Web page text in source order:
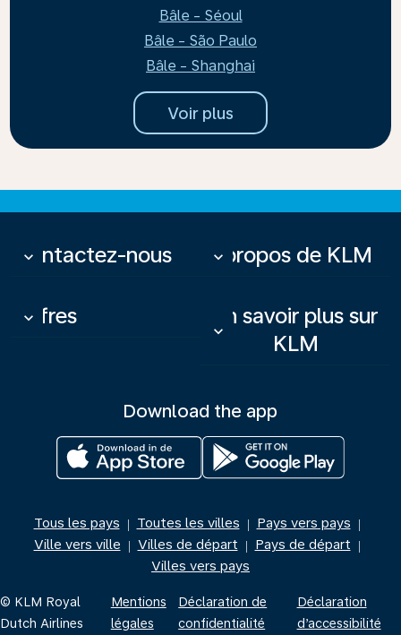
Bâle - Séoul
Bâle - São Paulo
Bâle - Shanghai
Voir plus
Contactez-nous
keyboard_arrow_down À propos de KLM
keyboard_arrow_down
Offres
keyboard_arrow_down
En savoir plus sur
KLM
keyboard_arrow_down
Download the app
Tous les pays | Toutes les villes | Pays vers pays |
Ville vers ville | Villes de départ | Pays de départ |
Villes vers pays
© KLM Royal
Dutch Airlines
Mentions
légales
Déclaration de
confidentialité
Déclaration
d’accessibilité